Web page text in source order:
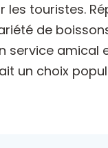
les touristes.
de
service amical
un choix